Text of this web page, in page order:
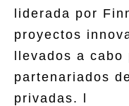
liderada por
proyectos
llevados a cabo
partenariados
privadas. l